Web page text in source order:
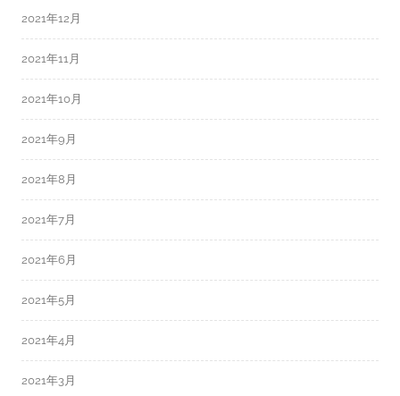
2021年12月
2021年11月
2021年10月
2021年9月
2021年8月
2021年7月
2021年6月
2021年5月
2021年4月
2021年3月